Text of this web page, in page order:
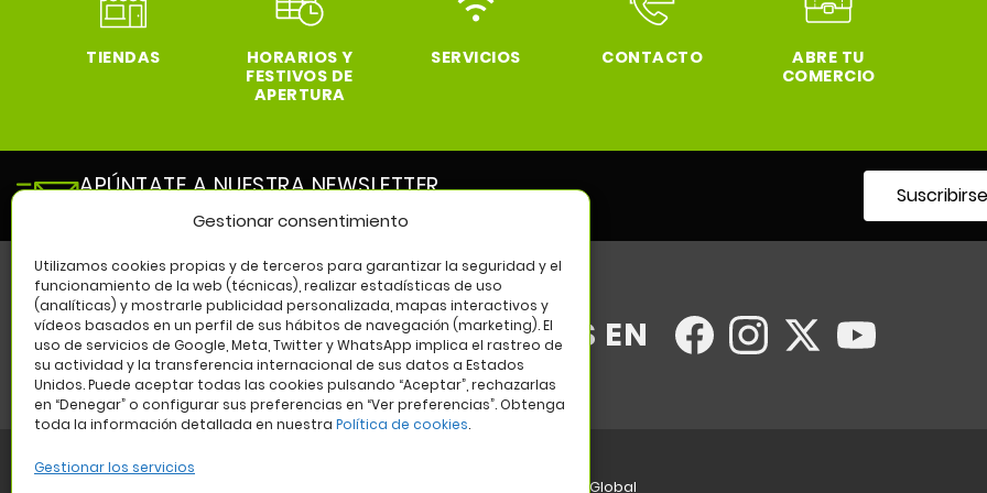
Gestionar consentimiento
Utilizamos cookies propias y de terceros para garantizar la seguridad y el
funcionamiento de la web (técnicas), realizar estadísticas de uso
(analíticas) y mostrarle publicidad personalizada, mapas interactivos y
vídeos basados en un perfil de sus hábitos de navegación (marketing). El
uso de servicios de Google, Meta, Twitter y WhatsApp implica el rastreo de
su actividad y la transferencia internacional de sus datos a Estados
Unidos. Puede aceptar todas las cookies pulsando “Aceptar”, rechazarlas
en “Denegar” o configurar sus preferencias en “Ver preferencias”. Obtenga
toda la información detallada en nuestra Política de cookies.
Gestionar los servicios
TIENDAS
HORARIOS Y
FESTIVOS DE
APERTURA
SERVICIOS CONTACTO
ABRE TU
COMERCIO
APÚNTATE A NUESTRA NEWSLETTER
y entérate de todas las novedades de nuestro centro
Suscribirse
SÍGUENOS EN
Bannister Global